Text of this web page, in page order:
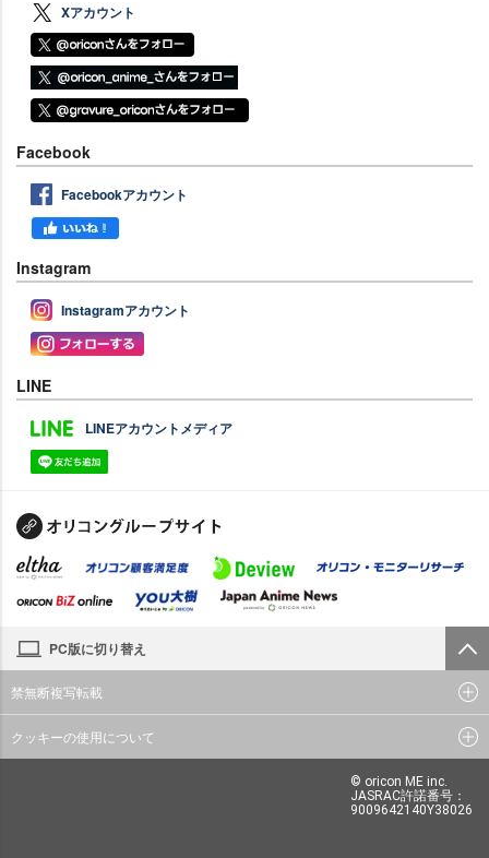
Xアカウント
Facebook
Facebookアカウント
Instagram
Instagramアカウント
LINE
LINEアカウントメディア
PC版に切り替え
禁無断複写転載
クッキーの使用について
© oricon ME inc.
JASRAC許諾番号：
9009642140Y38026